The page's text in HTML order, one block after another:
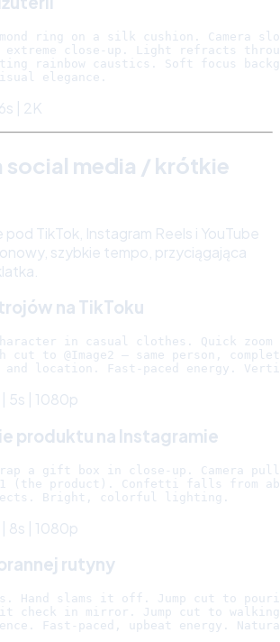
ring on a silk cushion. Camera
close-up. Light refracts
rainbow caustics. Soft focus
| 2K
social media / krótkie
TikTok, Instagram Reels i YouTube
szybkie tempo, przyciągająca
na TikToku
in casual clothes. Quick
to @Image2 — same person,
| 5s | 1080p
produktu na Instagramie
a gift box in close-up. Camera
(the product). Confetti falls from
| 8s | 1080p
rutyny
Hand slams it off. Jump cut to
check in mirror. Jump cut to